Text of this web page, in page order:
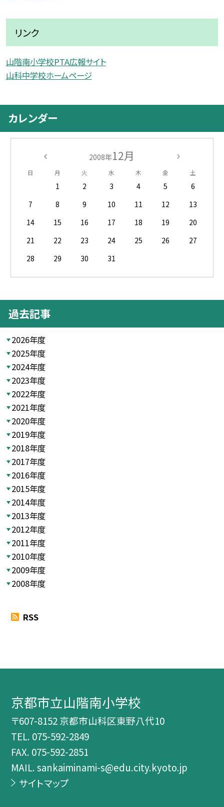
リンク
山階南小学校PTA広報サイト
山科中学校ホームページ
カレンダー
2008年12月
日 月 火 水 木 金 土
1 2 3 4 5
6
7
8 9 10 11 12
13
14
15 16 17 18 19
20
21
22 23 24 25 26
27
28
29 30 31
過去記事
2026年度
2025年度
2024年度
2023年度
2022年度
2021年度
2020年度
2019年度
2018年度
2017年度
2016年度
2015年度
2014年度
2013年度
2012年度
2011年度
2010年度
2009年度
2008年度
RSS
京都市立山階南小学校
〒607-8152 京都市山科区東野八代10
TEL. 075-592-2849
FAX. 075-592-2851
MAIL. sankaiminami-s@edu.city.kyoto.jp
サイトマップ